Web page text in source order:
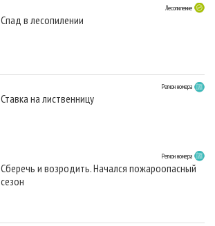
Лесопиление
Спад в лесопилении
Регион номера
Ставка на лиственницу
Регион номера
Сберечь и возродить. Начался пожароопасный
сезон